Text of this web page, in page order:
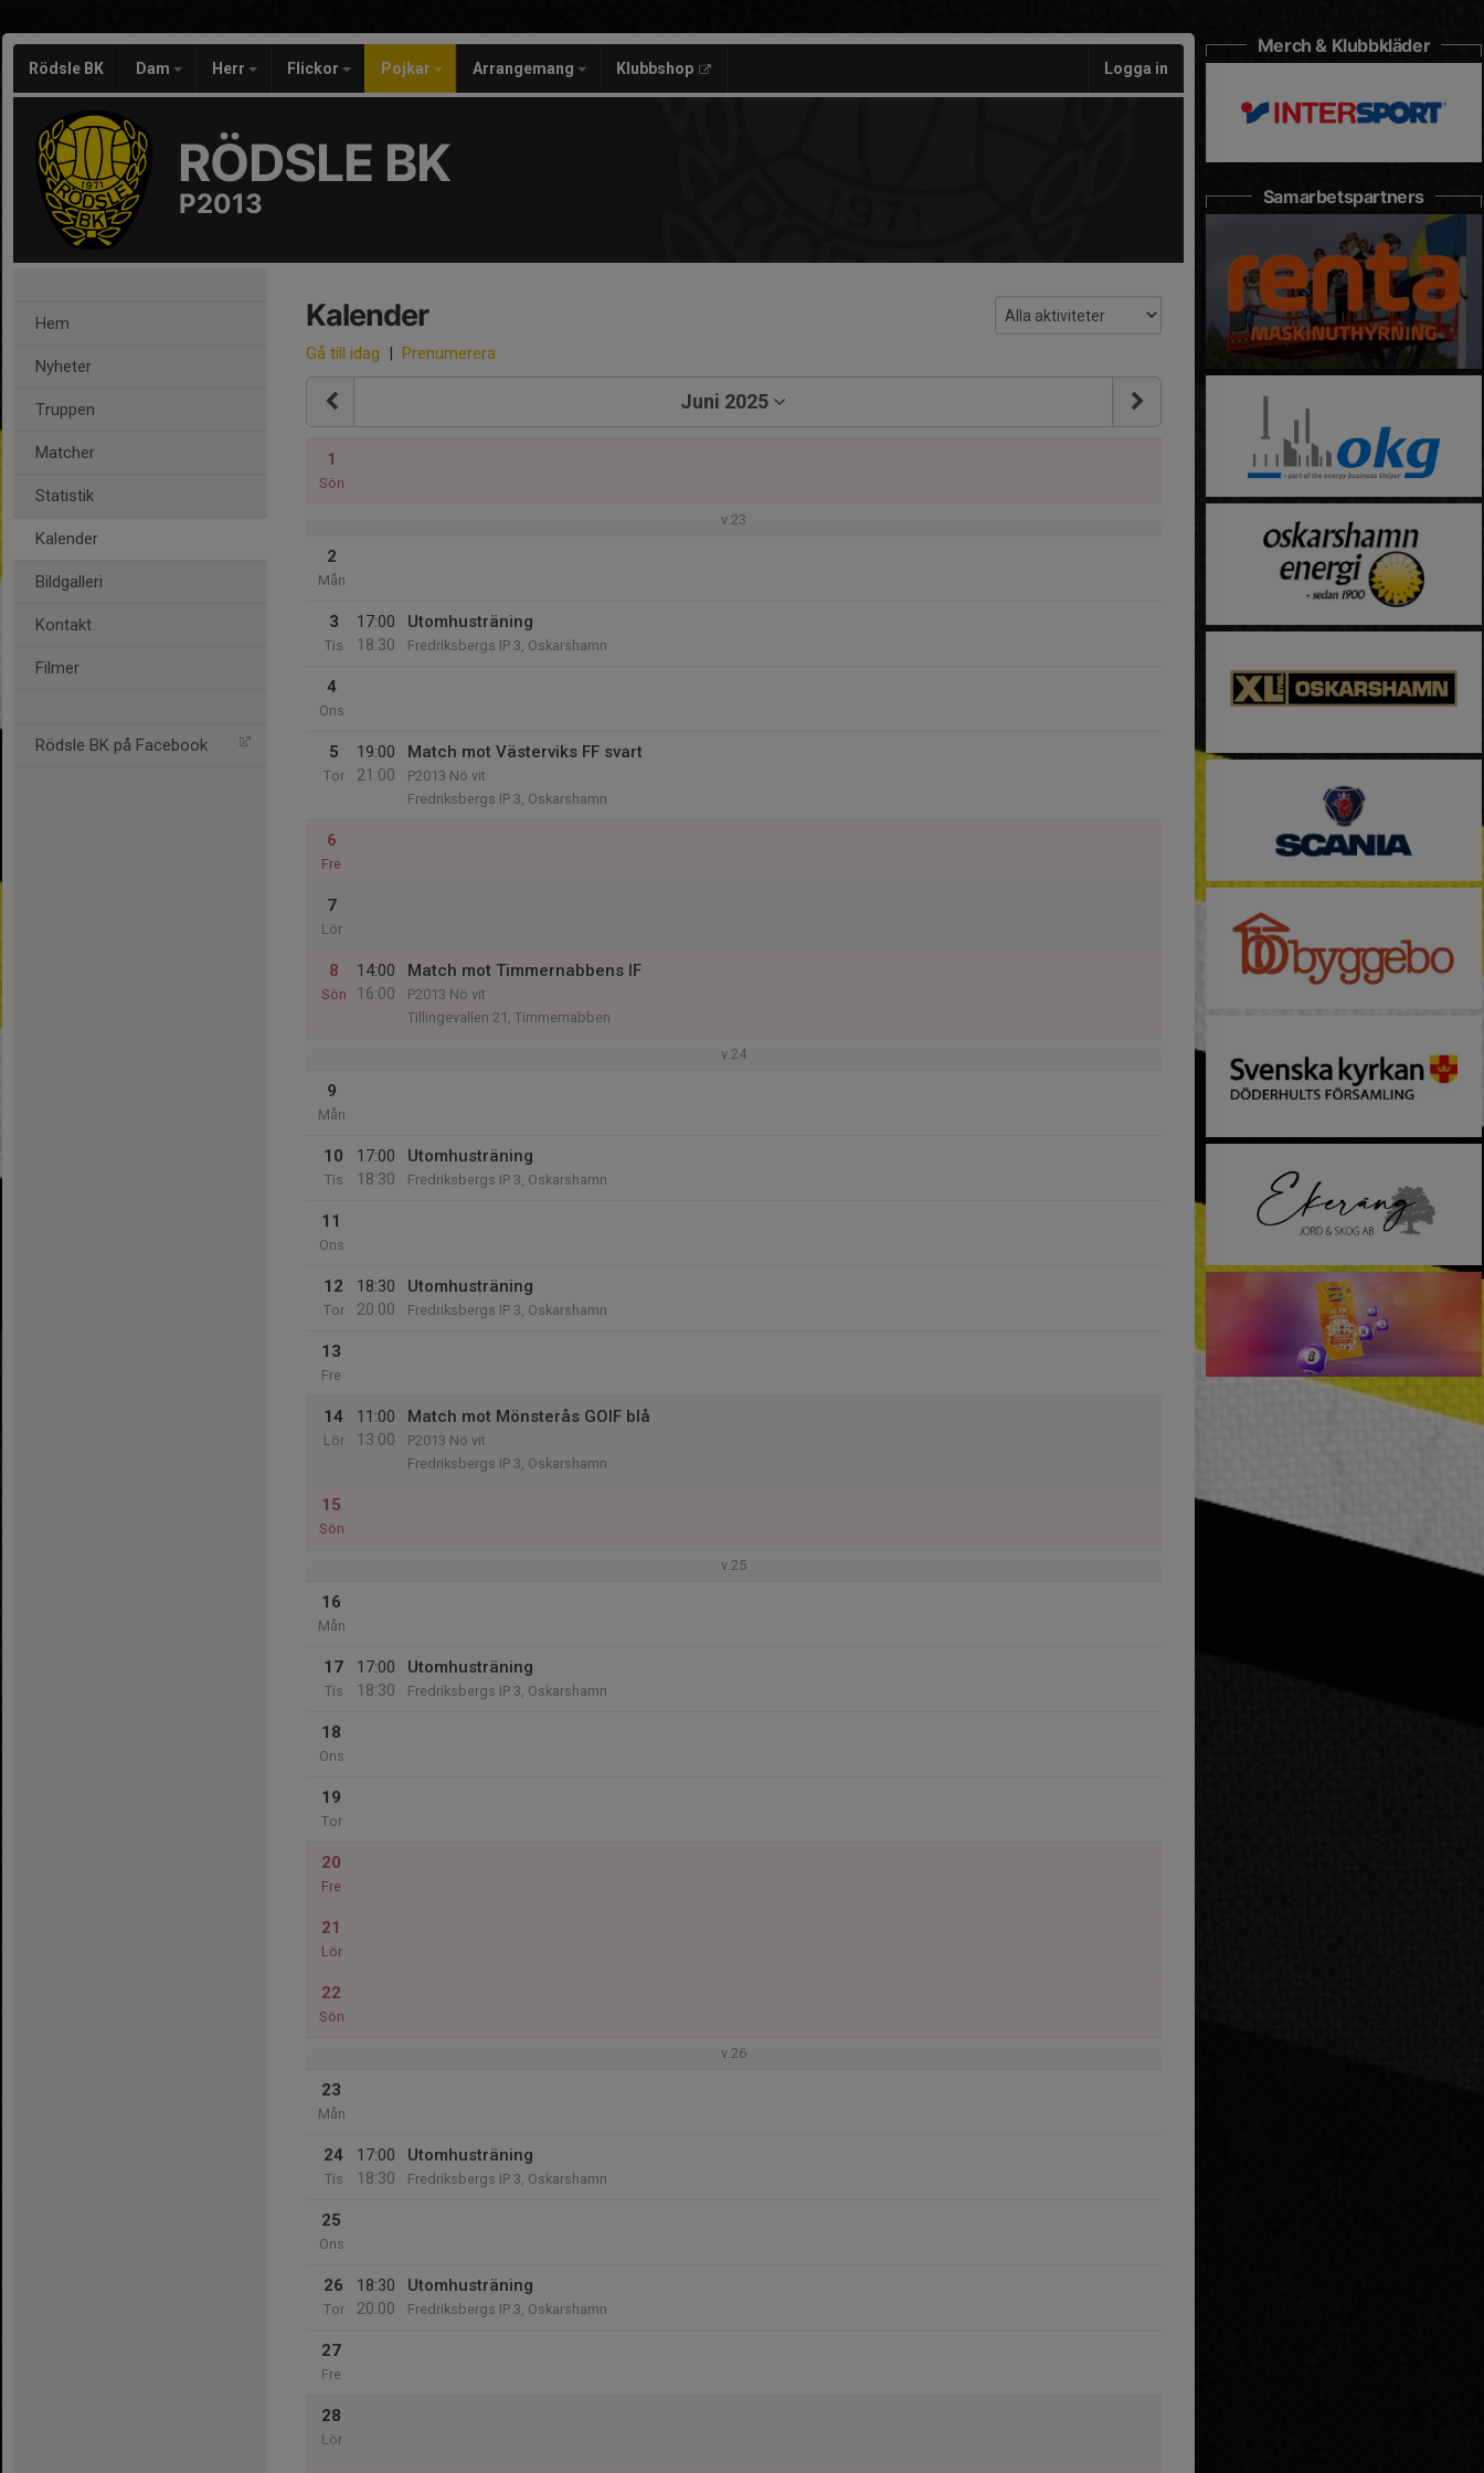
Rödsle BK Dam Herr Flickor Pojkar Arrangemang Klubbshop Logga in
RÖDSLE BK
P2013
Hem
Nyheter
Truppen
Matcher
Statistik
Kalender
Bildgalleri
Kontakt
Filmer
Rödsle BK på Facebook
Kalender
Gå till idag | Prenumerera
Juni 2025
1
Sön
v.23
2
Mån
3
Tis
17:00
18:30
Utomhusträning
Fredriksbergs IP 3, Oskarshamn
4
Ons
5
Tor
19:00
21:00
Match mot Västerviks FF svart
P2013 Nö vit
Fredriksbergs IP 3, Oskarshamn
6
Fre
7
Lör
8
Sön
14:00
16:00
Match mot Timmernabbens IF
P2013 Nö vit
Tillingevallen 21, Timmernabben
v.24
9
Mån
10
Tis
17:00
18:30
Utomhusträning
Fredriksbergs IP 3, Oskarshamn
11
Ons
12
Tor
18:30
20:00
Utomhusträning
Fredriksbergs IP 3, Oskarshamn
13
Fre
14
Lör
11:00
13:00
Match mot Mönsterås GOIF blå
P2013 Nö vit
Fredriksbergs IP 3, Oskarshamn
15
Sön
v.25
16
Mån
17
Tis
17:00
18:30
Utomhusträning
Fredriksbergs IP 3, Oskarshamn
18
Ons
19
Tor
20
Fre
21
Lör
22
Sön
v.26
23
Mån
24
Tis
17:00
18:30
Utomhusträning
Fredriksbergs IP 3, Oskarshamn
25
Ons
26
Tor
18:30
20:00
Utomhusträning
Fredriksbergs IP 3, Oskarshamn
27
Fre
28
Lör
Merch & Klubbkläder
Samarbetspartners